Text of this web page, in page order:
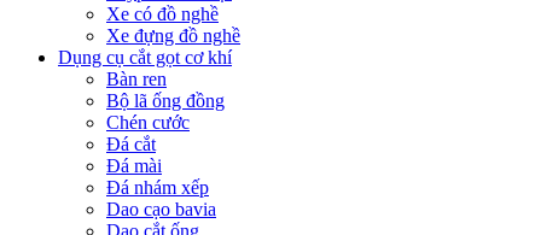
Xe có đồ nghề
Xe đựng đồ nghề
Dụng cụ cắt gọt cơ khí
Bàn ren
Bộ lã ống đồng
Chén cước
Đá cắt
Đá mài
Đá nhám xếp
Dao cạo bavia
Dao cắt ống